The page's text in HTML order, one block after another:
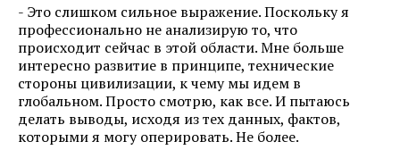
- Это слишком сильное выражение. Поскольку я
профессионально не анализирую то, что
происходит сейчас в этой области. Мне больше
интересно развитие в принципе, технические
стороны цивилизации, к чему мы идем в
глобальном. Просто смотрю, как все. И пытаюсь
делать выводы, исходя из тех данных, фактов,
которыми я могу оперировать. Не более.